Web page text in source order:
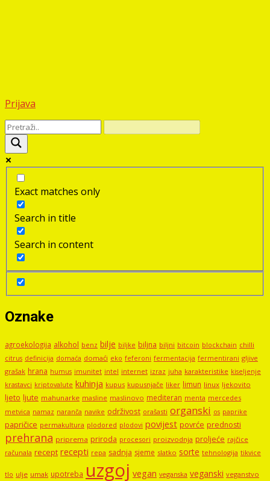
Prijava
Exact matches only
Search in title
Search in content
Oznake
agroekologija alkohol benz bilje biljke biljna biljni bitcoin blockchain chilli
citrus definicija domaća domaći eko feferoni fermentacija fermentirani gljive
grašak hrana humus imunitet intel internet izraz juha karakteristike kiseljenje
krastavci kriptovalute kuhinja kupus kupusnjače liker limun linux ljekovito
ljeto ljute mahunarke masline maslinovo mediteran menta mercedes
metvica namaz naranča navike održivost orašasti organski os paprike
papričice permakultura plodored plodovi povijest povrće prednosti
prehrana priprema priroda procesori proizvodnja proljeće rajčice
računala recept recepti repa sadnja sjeme slatko sorte tehnologija tikvice
tlo ulje umak upotreba uzgoj vegan veganska veganski veganstvo